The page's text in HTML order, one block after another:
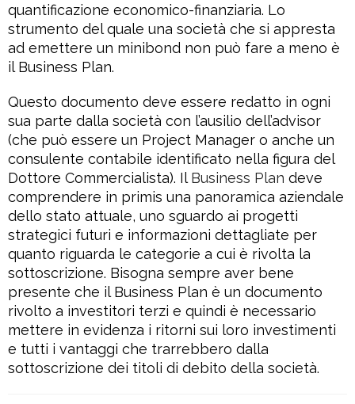
quantificazione economico-finanziaria. Lo
strumento del quale una società che si appresta
ad emettere un minibond non può fare a meno è
il Business Plan.
Questo documento deve essere redatto in ogni
sua parte dalla società con l’ausilio dell’advisor
(che può essere un Project Manager o anche un
consulente contabile identificato nella figura del
Dottore Commercialista). IlBusiness Plan deve
comprendere in primis una panoramica aziendale
dello stato attuale, uno sguardo ai progetti
strategici futuri e informazioni dettagliate per
quanto riguarda le categorie a cui è rivolta la
sottoscrizione. Bisogna sempre aver bene
presente che il Business Plan è un documento
rivolto a investitori terzi e quindi è necessario
mettere in evidenza i ritorni sui loro investimenti
e tutti i vantaggi che trarrebbero dalla
sottoscrizione dei titoli di debito della società.